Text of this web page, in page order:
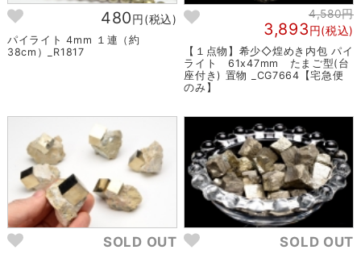
480円(税込)
パイライト 4mm １連（約
38cm）_R1817
4,580円
3,893円(税込)
【１点物】希少◇煌めき内包 パイ
ライト 61x47mm たまご型(台
座付き) 置物 _CG7664【宅急便
のみ】
SOLD OUT SOLD OUT